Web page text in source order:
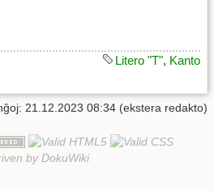
Litero "T", Kanto
21.12.2023 08:34 (ekstera redakto)